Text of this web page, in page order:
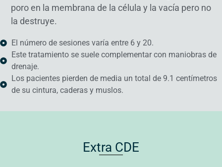
poro en la membrana de la célula y la vacía pero no
la destruye.
El número de sesiones varía entre 6 y 20.
Este tratamiento se suele complementar con maniobras de
drenaje.
Los pacientes pierden de media un total de 9.1 centímetros
de su cintura, caderas y muslos.
Extra CDE